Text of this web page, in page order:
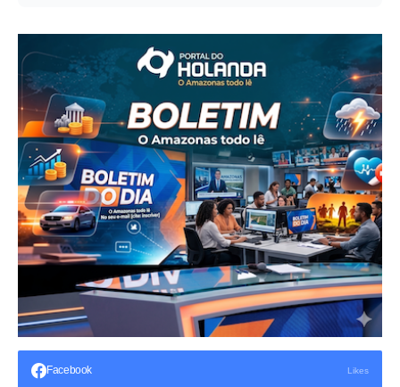
Facebook Likes